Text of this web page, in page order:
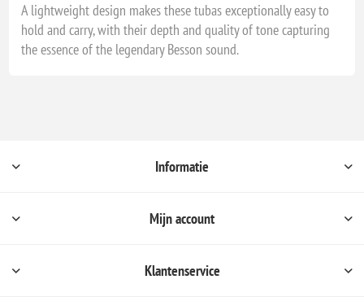
A lightweight design makes these tubas exceptionally easy to
hold and carry, with their depth and quality of tone capturing
the essence of the legendary Besson sound.
Informatie
Mijn account
Klantenservice